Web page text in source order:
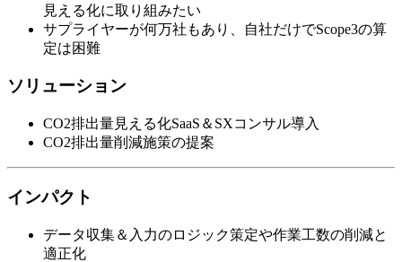
見える化に取り組みたい
サプライヤーが何万社もあり、自社だけでScope3の算
定は困難
ソリューション
CO2排出量見える化SaaS＆SXコンサル導入
CO2排出量削減施策の提案
インパクト
データ収集＆入力のロジック策定や作業工数の削減と
適正化